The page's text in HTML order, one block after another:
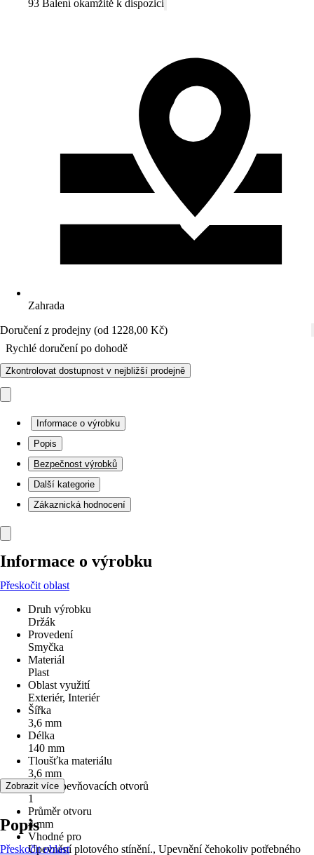
93 Balení okamžitě k dispozici
Zahrada
Doručení z prodejny (od 1228,00 Kč)
Rychlé doručení po dohodě
Zkontrolovat dostupnost v nejbližší prodejně
Informace o výrobku
Popis
Bezpečnost výrobků
Další kategorie
Zákaznická hodnocení
Informace o výrobku
Přeskočit oblast
Druh výrobku
Držák
Provedení
Smyčka
Materiál
Plast
Oblast využití
Exteriér, Interiér
Šířka
3,6 mm
Délka
140 mm
Tloušťka materiálu
3,6 mm
Počet upevňovacích otvorů
1
Průměr otvoru
4 mm
Vhodné pro
Upevnění plotového stínění., Upevnění čehokoliv potřebného
Zobrazit více
Popis
Přeskočit oblast